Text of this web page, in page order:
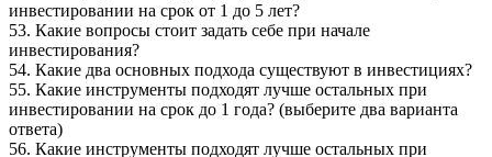
инвестировании на срок от 1 до 5 лет?
53. Какие вопросы стоит задать себе при начале
инвестирования?
54. Какие два основных подхода существуют в инвестициях?
55. Какие инструменты подходят лучше остальных при
инвестировании на срок до 1 года? (выберите два варианта
ответа)
56. Какие инструменты подходят лучше остальных при